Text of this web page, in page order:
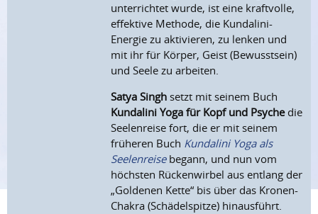
unterrichtet wurde, ist eine kraftvolle,
effektive Methode, die Kundalini-
Energie zu aktivieren, zu lenken und
mit ihr für Körper, Geist (Bewusstsein)
und Seele zu arbeiten.
Satya Singh setzt mit seinem Buch
Kundalini Yoga für Kopf und Psychedie
Seelenreise fort, die er mit seinem
früheren Buch Kundalini Yoga als
Seelenreisebegann, und nun vom
höchsten Rückenwirbel aus entlang der
„Goldenen Kette“ bis über das Kronen-
Chakra (Schädelspitze) hinausführt.